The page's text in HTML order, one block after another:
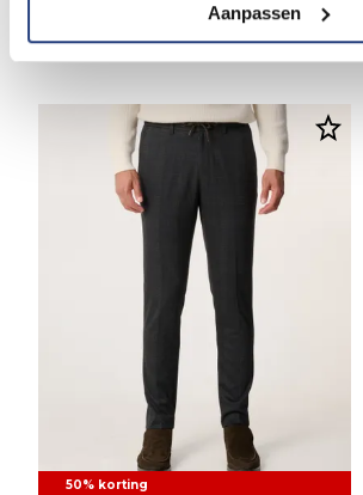
Aanpassen
Anderen bekeken ook
50% korting